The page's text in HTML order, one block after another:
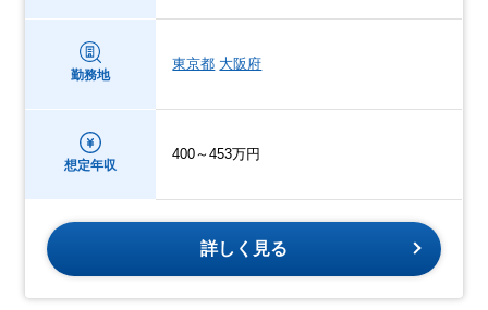
勤務地
東京都 大阪府
想定年収
400～453万円
詳しく見る